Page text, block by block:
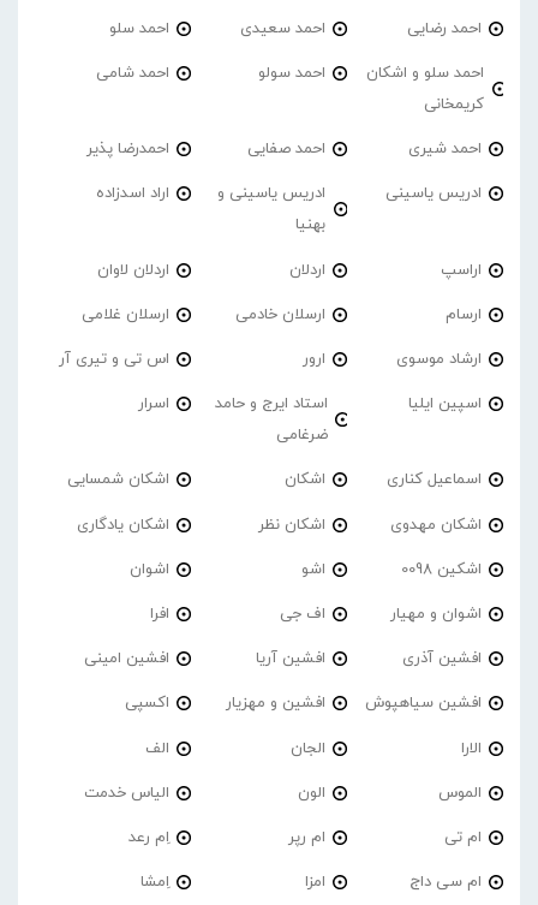
احمد‌ رضایی احمد سعیدی احمد سلو
احمد سلو و اشکان
کریمخانی
احمد سولو احمد شامی
احمد شیری احمد صفایی احمدرضا پذیر
ادریس یاسینی
ادریس یاسینی و
بهنیا
اراد اسدزاده
اراسپ اردلان اردلان لاوان
ارسام ارسلان خادمی ارسلان غلامی
ارشاد موسوی ارور اس تی و تیری آر
اسپین ایلیا
استاد ایرج و حامد
ضرغامی
اسرار
اسماعیل کناری اشکان اشکان شمسایی
اشکان مهدوی اشکان نظر اشکان یادگاری
اشکین 0098 اشو اشوان
اشوان و مهیار اف جی افرا
افشین آذری افشین آریا افشین امینی
افشین سیاهپوش افشین و مهزیار اکسپی
الارا الجان الف
الموس الون الیاس خدمت
ام تی ام رپر اِم رعد
ام سی داج امزا اِمشا